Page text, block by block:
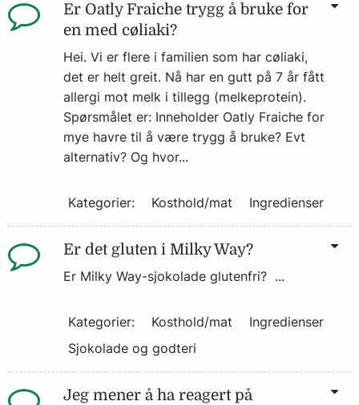
Er Oatly Fraiche trygg å bruke for
en med cøliaki?
Hei. Vi er flere i familien som har cøliaki,
det er helt greit. Nå har en gutt på 7 år fått
allergi mot melk i tillegg (melkeprotein).
Spørsmålet er: Inneholder Oatly Fraiche for
mye havre til å være trygg å bruke? Evt
alternativ? Og hvor...
Kategorier: Kosthold/mat Ingredienser
Er det gluten i Milky Way?
Er Milky Way-sjokolade glutenfri? ...
Kategorier: Kosthold/mat
Ingredienser
Sjokolade og godteri
Jeg mener å ha reagert på